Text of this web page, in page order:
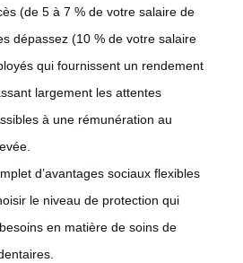
(de 5 à 7 % de votre salaire de
dépassez (10 % de votre salaire
qui fournissent un rendement
largement les attentes
à une rémunération au
d’avantages sociaux flexibles
le niveau de protection qui
en matière de soins de